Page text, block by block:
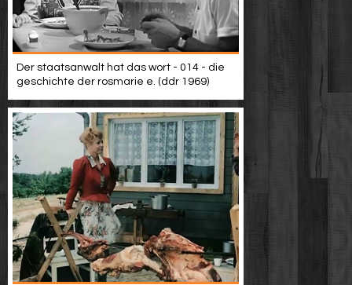
Der staatsanwalt hat das wort - 014 - die
geschichte der rosmarie e. (ddr 1969)